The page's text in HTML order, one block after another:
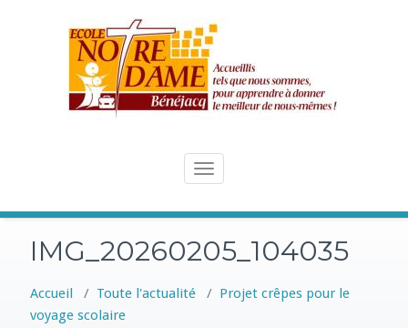
Toggle
IMG_20260205_104035
Accueil / Toute l'actualité / Projet crêpes pour le
voyage scolaire